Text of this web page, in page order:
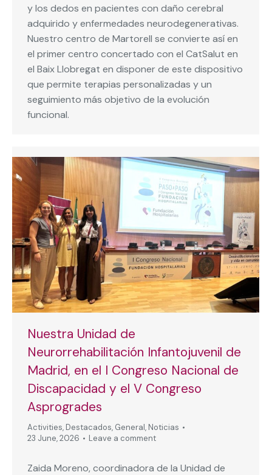
y los dedos en pacientes con daño cerebral
adquirido y enfermedades neurodegenerativas.
Nuestro centro de Martorell se convierte así en
el primer centro concertado con el CatSalut en
el Baix Llobregat en disponer de este dispositivo
que permite terapias personalizadas y un
seguimiento más objetivo de la evolución
funcional.
Nuestra Unidad de
Neurorrehabilitación Infantojuvenil de
Madrid, en el I Congreso Nacional de
Discapacidad y el V Congreso
Asprogrades
Activities, Destacados, General, Noticias
23 June, 2026
Leave a comment
Zaida Moreno, coordinadora de la Unidad de